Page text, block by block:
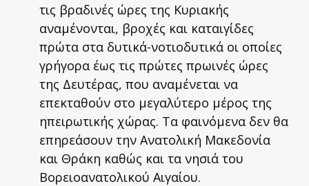
τις βραδινές ώρες της Κυριακής
αναμένονται, βροχές και καταιγίδες
πρώτα στα δυτικά-νοτιοδυτικά οι οποίες
γρήγορα έως τις πρώτες πρωινές ώρες
της Δευτέρας, που αναμένεται να
επεκταθούν στο μεγαλύτερο μέρος της
ηπειρωτικής χώρας. Τα φαινόμενα δεν θα
επηρεάσουν την Ανατολική Μακεδονία
και Θράκη καθώς και τα νησιά του
Βορειοανατολικού Αιγαίου.